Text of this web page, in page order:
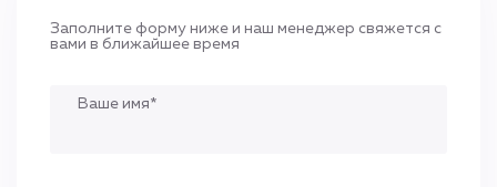
Заполните форму ниже и наш менеджер свяжется с
вами в ближайшее время
Ваше имя*